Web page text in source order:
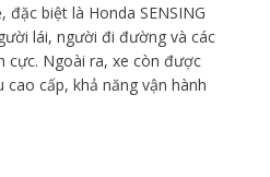
đặc biệt là Honda SENSING
lái, người đi đường và các
cực. Ngoài ra, xe còn được
cấp, khả năng vận hành